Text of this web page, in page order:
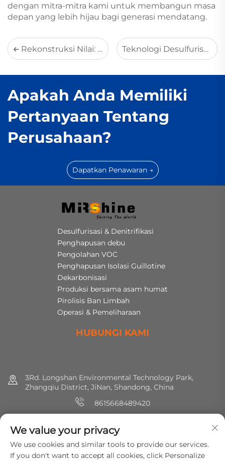
dengan mitra-mitra kami untuk membangun masa
depan yang lebih hijau bagi generasi mendatang.
Rekonstruksi Nilai: Bagaimana Teknologi "Konversi Kalsium menjadi Amonia" MirShine Mengubah Biaya Lingkungan menjadi Laba Teknologi Desulfurisasi Berbasis Amonia MirShine Membantu Industri Mencapai Standar Emisi Ultra-Rendah
Apakah Anda Memiliki
Pertanyaan Tentang
Perusahaan?
Dapatkan Penawaran →
Desulfurisasi & Denitrifikasi
Penghapusan debu
Pengolahan VOC
Penghapusan Isolasi Guillotine
Dekarbonisasi
Produksi bersama asam humat
Pirolisis Ban Limbah
Operasi & Pemeliharaan
HUBUNGI KAMI
3Rd. Longshan Environmental Technology Park,
Zhangqiu District, JiNan, Shandong, China
8615668489420
[email protected]
We value your privacy
We use cookies and similar tools to provide our services.
If you don't want to accept all cookies, click Personalize